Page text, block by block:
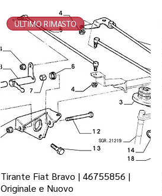
ULTIMO RIMASTO
Tirante Fiat Bravo | 46755856 |
Originale e Nuovo